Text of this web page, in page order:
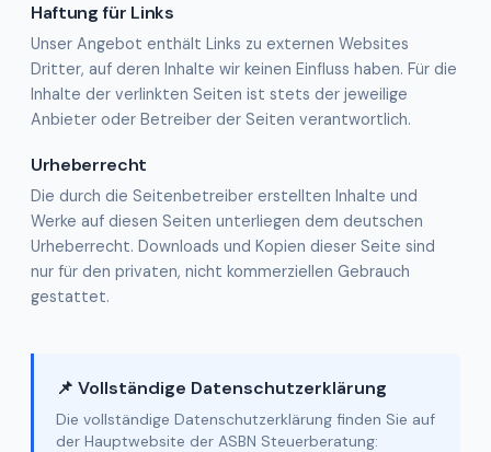
Haftung für Links
Unser Angebot enthält Links zu externen Websites
Dritter, auf deren Inhalte wir keinen Einfluss haben. Für die
Inhalte der verlinkten Seiten ist stets der jeweilige
Anbieter oder Betreiber der Seiten verantwortlich.
Urheberrecht
Die durch die Seitenbetreiber erstellten Inhalte und
Werke auf diesen Seiten unterliegen dem deutschen
Urheberrecht. Downloads und Kopien dieser Seite sind
nur für den privaten, nicht kommerziellen Gebrauch
gestattet.
📌 Vollständige Datenschutzerklärung
Die vollständige Datenschutzerklärung finden Sie auf
der Hauptwebsite der ASBN Steuerberatung: